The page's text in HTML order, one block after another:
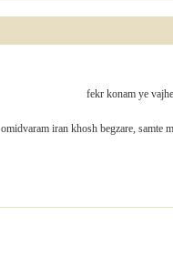
fekr konam ye
omidvaram iran khosh begzare, samte